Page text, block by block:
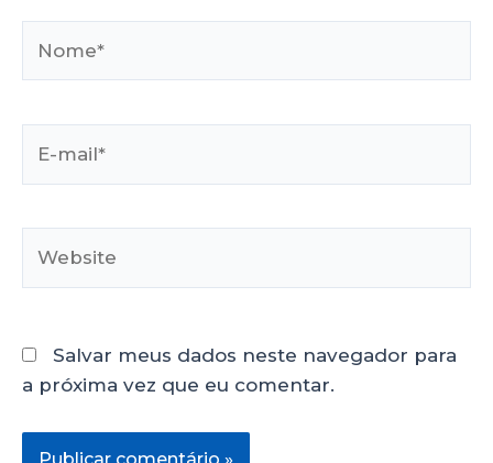
Salvar meus dados neste navegador para
a próxima vez que eu comentar.